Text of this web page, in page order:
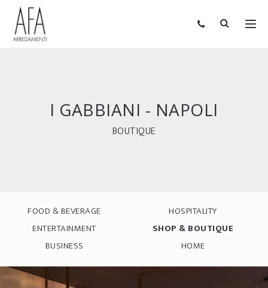
I GABBIANI - NAPOLI
BOUTIQUE
FOOD & BEVERAGE
HOSPITALITY
ENTERTAINMENT
SHOP & BOUTIQUE
BUSINESS
HOME